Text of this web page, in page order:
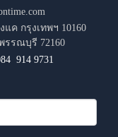
ค กรุงเทพฯ 10160
รรณบุรี 72160
914 9731